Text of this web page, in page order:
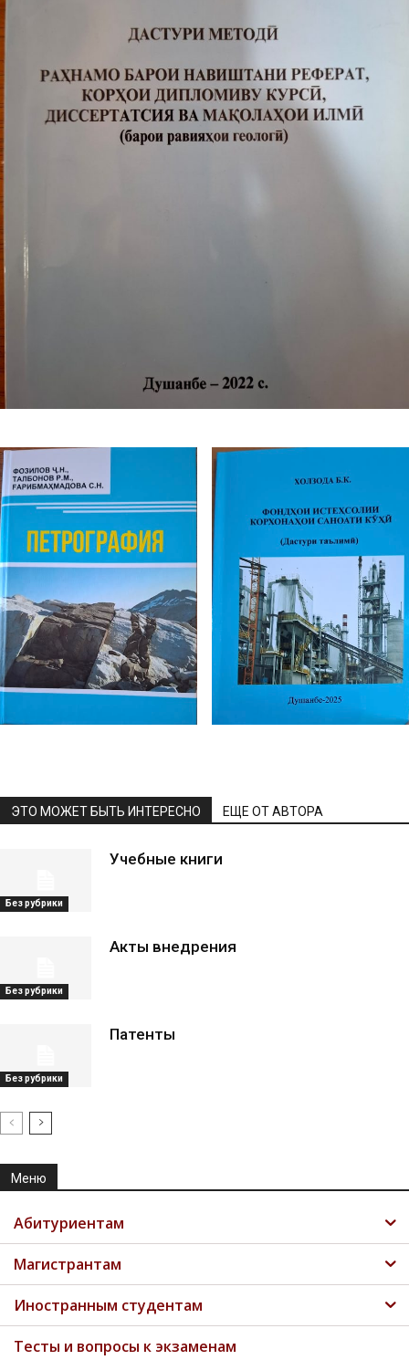
ЭТО МОЖЕТ БЫТЬ ИНТЕРЕСНО ЕЩЕ ОТ АВТОРА
Без рубрики
Учебные книги
Без рубрики
Акты внедрения
Без рубрики
Патенты
Меню
Абитуриентам
Магистрантам
Иностранным студентам
Тесты и вопросы к экзаменам